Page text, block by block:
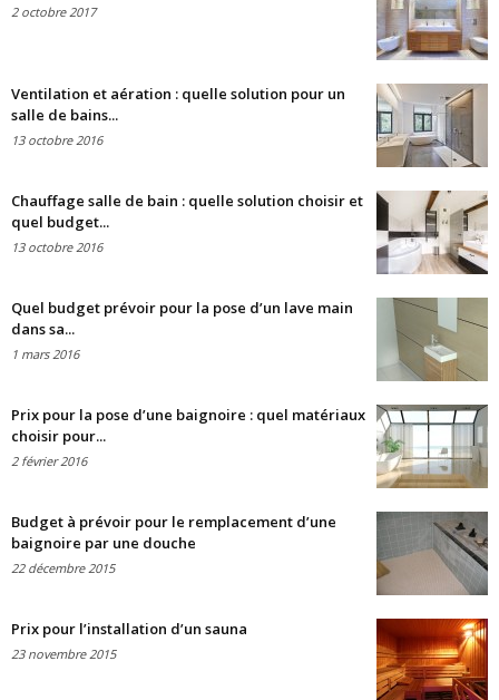
2 octobre 2017
Ventilation et aération : quelle solution pour un
salle de bains...
13 octobre 2016
Chauffage salle de bain : quelle solution choisir et
quel budget...
13 octobre 2016
Quel budget prévoir pour la pose d’un lave main
dans sa...
1 mars 2016
Prix pour la pose d’une baignoire : quel matériaux
choisir pour...
2 février 2016
Budget à prévoir pour le remplacement d’une
baignoire par une douche
22 décembre 2015
Prix pour l’installation d’un sauna
23 novembre 2015